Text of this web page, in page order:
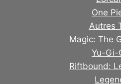
One
Autres
Magic: The
Yu-Gi-
Riftbound: